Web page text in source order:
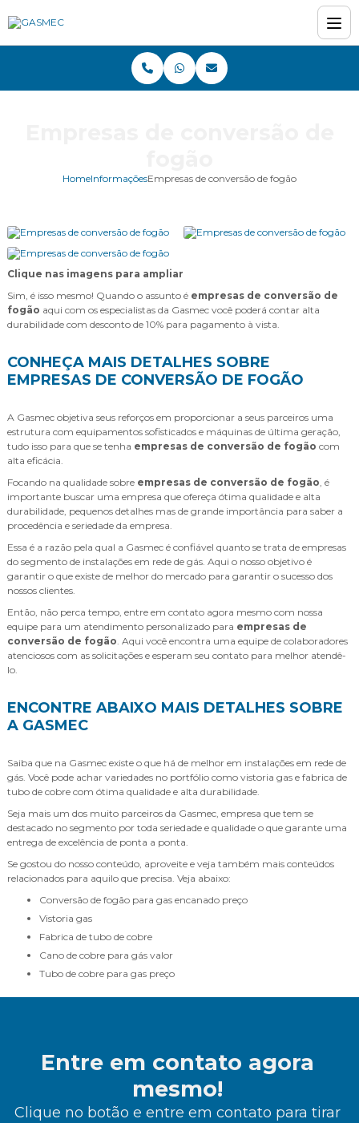
HomeInformaçõesEmpresas de conversão de fogão
Clique nas imagens para ampliar
Sim, é isso mesmo! Quando o assunto é empresas de conversão de
fogão aqui com os especialistas da Gasmec você poderá contar alta
durabilidade com desconto de 10% para pagamento à vista.
CONHEÇA MAIS DETALHES SOBRE
EMPRESAS DE CONVERSÃO DE FOGÃO
A Gasmec objetiva seus reforços em proporcionar a seus parceiros uma
estrutura com equipamentos sofisticados e máquinas de última geração,
tudo isso para que se tenha empresas de conversão de fogão com
alta eficácia.
Focando na qualidade sobre empresas de conversão de fogão, é
importante buscar uma empresa que ofereça ótima qualidade e alta
durabilidade, pequenos detalhes mas de grande importância para saber a
procedência e seriedade da empresa.
Essa é a razão pela qual a Gasmec é confiável quanto se trata de empresas
do segmento de instalações em rede de gás. Aqui o nosso objetivo é
garantir o que existe de melhor do mercado para garantir o sucesso dos
nossos clientes.
Então, não perca tempo, entre em contato agora mesmo com nossa
equipe para um atendimento personalizado para empresas de
conversão de fogão. Aqui você encontra uma equipe de colaboradores
atenciosos com as solicitações e esperam seu contato para melhor atendê-
lo.
ENCONTRE ABAIXO MAIS DETALHES SOBRE
A GASMEC
Saiba que na Gasmec existe o que há de melhor em instalações em rede de
gás. Você pode achar variedades no portfólio como vistoria gas e fabrica de
tubo de cobre com ótima qualidade e alta durabilidade.
Seja mais um dos muito parceiros da Gasmec, empresa que tem se
destacado no segmento por toda seriedade e qualidade o que garante uma
entrega de excelência de ponta a ponta.
Se gostou do nosso conteúdo, aproveite e veja também mais conteúdos
relacionados para aquilo que precisa. Veja abaixo:
conversão de fogão para gas encanado preço
vistoria gas
fabrica de tubo de cobre
cano de cobre para gás valor
tubo de cobre para gas preço
Entre em contato agora
mesmo!
Clique no botão e entre em contato para tirar